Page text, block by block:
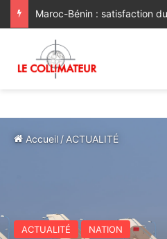
Accueil / ACTUALITÉ
ACTUALITÉ NATION